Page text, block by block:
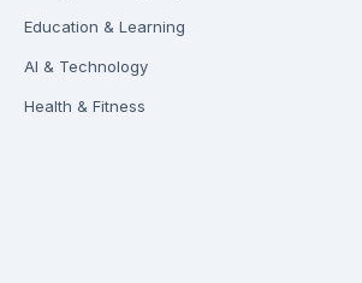
Education & Learning
AI & Technology
Health & Fitness